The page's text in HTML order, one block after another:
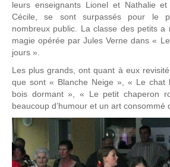
leurs enseignants Lionel et Nathalie
Cécile, se sont surpassés pour le
nombreux public. La classe des petits a
magie opérée par Jules Verne dans «
jours ».
Les plus grands, ont quant à eux
que sont « Blanche Neige », « Le chat
bois dormant », « Le petit chaperon
beaucoup d’humour et un art consommé